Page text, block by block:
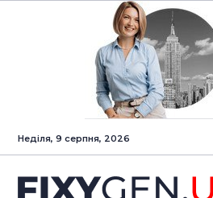
Неділя, 9 серпня, 2026